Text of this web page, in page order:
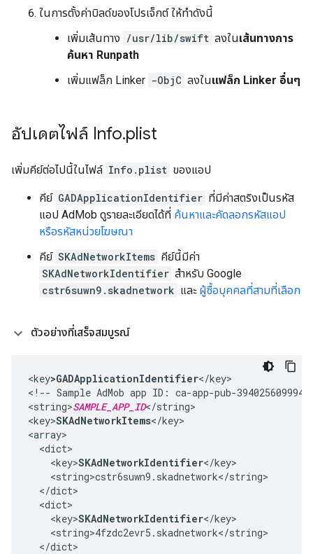
ในการตั้งค่าบิลด์ของโปรเจ็กต์ ให้ทำดังนี้
เพิ่มเส้นทาง /usr/lib/swift ลงในเส้นทางการ
ค้นหา Runpath
เพิ่มแฟล็ก Linker -ObjC ลงในแฟล็ก Linker อื่นๆ
อัปเดตไฟล์ Info.plist
เพิ่มคีย์ต่อไปนี้ในไฟล์ Info.plist ของแอป
คีย์ GADApplicationIdentifier ที่มีค่าสตริงเป็นรหัส
แอป AdMob ดูรายละเอียดได้ที่ ค้นหาและคัดลอกรหัสแอป
หรือรหัสหน่วยโฆษณา
คีย์ SKAdNetworkItems คีย์นี้มีค่า
SKAdNetworkIdentifier สำหรับ Google
cstr6suwn9.skadnetwork และ ผู้ซื้อบุคคลที่สามที่เลือก
ตัวอย่างที่เสร็จสมบูรณ์
<key>GADApplicationIdentifier</key>
<!-- Sample AdMob app ID: ca-app-pub-
<string>SAMPLE_APP_ID</string>
<key>SKAdNetworkItems</key>
<array>
  <dict>
    <key>
SKAdNetworkIdentifier</key>
    <string>cstr6suwn9.skadnetwork</string>
  </dict>
  <dict>
    <key>
SKAdNetworkIdentifier</key>
    <string>4fzdc2evr5.skadnetwork</string>
  </dict>